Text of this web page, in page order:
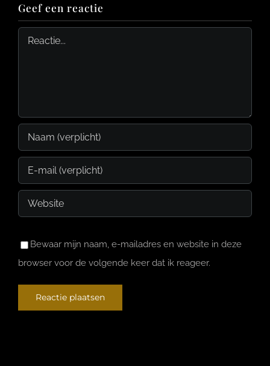
Geef een reactie
Reactie
Bewaar mijn naam, e-mailadres en website in deze
browser voor de volgende keer dat ik reageer.